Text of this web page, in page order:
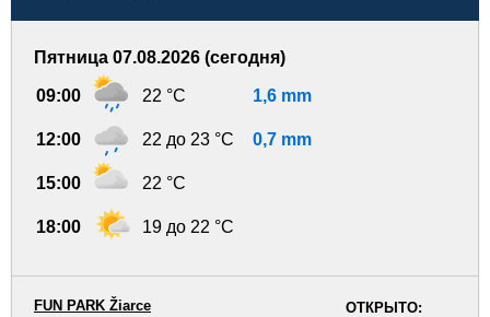
Пятница 07.08.2026 (сегодня)
09:00 22 °C 1,6 mm
12:00 22 до 23 °C 0,7 mm
15:00 22 °C
18:00 19 до 22 °C
ОТКРЫТО:
FUN PARK Žiarce